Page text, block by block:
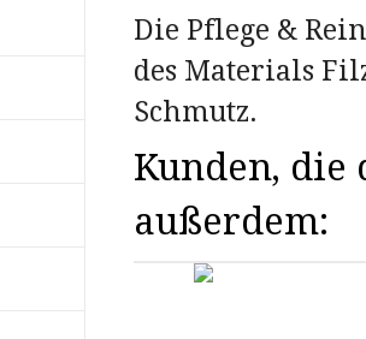
Die Pflege &
des Materials
Schmutz.
Kunden, die
außerdem: